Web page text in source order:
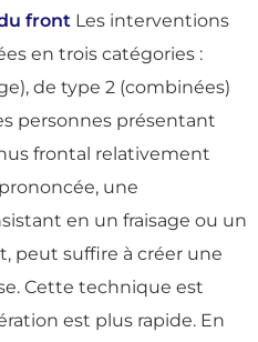
front Les interventions
en trois catégories :
de type 2 (combinées)
personnes présentant
frontal relativement
une
en un fraisage ou un
peut suffire à créer une
Cette technique est
est plus rapide. En